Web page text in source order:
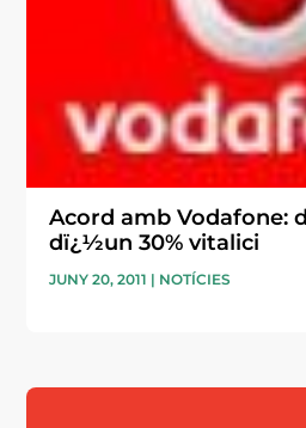
Acord amb Vodafone:
dï¿½un 30% vitalici
JUNY 20, 2011 | NOTÍCIES